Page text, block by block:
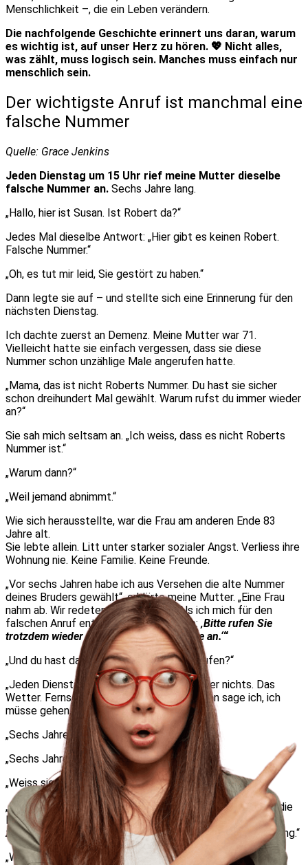
Menschlichkeit –, die ein Leben verändern.
Die nachfolgende Geschichte erinnert uns daran, warum
es wichtig ist, auf unser Herz zu hören. 💖 Nicht alles,
was zählt, muss logisch sein. Manches muss einfach nur
menschlich sein.
Der wichtigste Anruf ist manchmal eine
falsche Nummer
Quelle: Grace Jenkins
Jeden Dienstag um 15 Uhr rief meine Mutter dieselbe
falsche Nummer an. Sechs Jahre lang.
„Hallo, hier ist Susan. Ist Robert da?“
Jedes Mal dieselbe Antwort: „Hier gibt es keinen Robert.
Falsche Nummer.“
„Oh, es tut mir leid, Sie gestört zu haben.“
Dann legte sie auf – und stellte sich eine Erinnerung für den
nächsten Dienstag.
Ich dachte zuerst an Demenz. Meine Mutter war 71.
Vielleicht hatte sie einfach vergessen, dass sie diese
Nummer schon unzählige Male angerufen hatte.
„Mama, das ist nicht Roberts Nummer. Du hast sie sicher
schon dreihundert Mal gewählt. Warum rufst du immer wieder
an?“
Sie sah mich seltsam an. „Ich weiss, dass es nicht Roberts
Nummer ist.“
„Warum dann?“
„Weil jemand abnimmt.“
Wie sich herausstellte, war die Frau am anderen Ende 83
Jahre alt.
Sie lebte allein. Litt unter starker sozialer Angst. Verliess ihre
Wohnung nie. Keine Familie. Keine Freunde.
„Vor sechs Jahren habe ich aus Versehen die alte Nummer
deines Bruders gewählt“, erklärte meine Mutter. „Eine Frau
nahm ab. Wir redeten zwei Minuten. Als ich mich für den
falschen Anruf entschuldigte, sagte sie: ‚Bitte rufen Sie
trotzdem wieder an. Niemand ruft mich je an.‘“
„Und du hast dann einfach … weiter angerufen?“
„Jeden Dienstag. Genau zwölf Minuten. Über nichts. Das
Wetter. Fernsehsendungen. Ihre Katze. Dann sage ich, ich
müsse gehen, und sie sagt: okay.“
„Sechs Jahre lang?“
„Sechs Jahre.“
„Weiss sie, dass du absichtlich anrufst?“
„Natürlich. Ich bin nicht besonders subtil. Aber wir halten die
Fiktion aufrecht. Ich rufe‚aus Versehen‘ an. Sie
‚nimmt
zufällig‘ab. Wir tun so, als sei es Zufall – nicht Entscheidung.“
„Warum dieses Schauspiel?“